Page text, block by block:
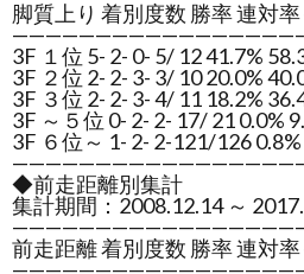
脚質上り 着別度数 勝率 連対
—————————————————–
3F １位 5- 2- 0- 5/ 12 41.7%
3F ２位 2- 2- 3- 3/ 10 20.0%
3F ３位 2- 2- 3- 4/ 11 18.2%
3F ～５位 0- 2- 2- 17/ 21 0.0%
3F ６位～ 1- 2- 2-121/126 0.8%
—————————————————–
◆前走距離別集計
集計期間：2008.12.14 ～
前走距離 着別度数 勝率 連対